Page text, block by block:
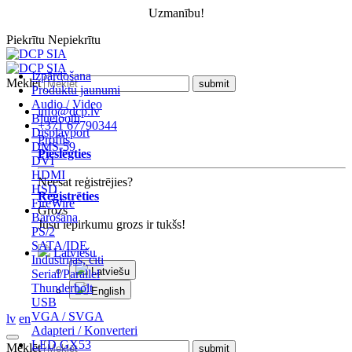
Uzmanību!
Piekrītu Nepiekrītu
Izpārdošana
Produktu jaunumi
Audio / Video
Bluetooth
Displayport
DMS-59
DVI
HDMI
HSD
FireWire
Barošana
PS/2
SATA/IDE
Industrijas, citi
Serial/Parallel
Thunderbolt
USB
VGA / SVGA
Adapteri / Konverteri
LED GX53
Meklēt
info@dcp.lv
+371 67790344
Profils
Pieslēgties
Neesat reģistrējies?
Reģistrēties
Grozs
Jūsu iepirkumu grozs ir tukšs!
Latviešu
Latviešu
English
lv en
Meklēt